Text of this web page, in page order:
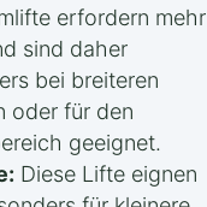
erfordern mehr
sind daher
bei breiteren
oder für den
geeignet.
Diese Lifte eignen